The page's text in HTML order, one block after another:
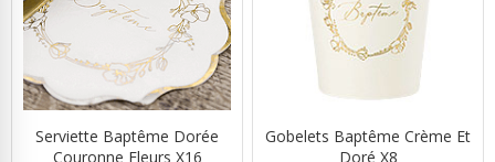
Serviette Baptême Dorée
Couronne Fleurs X16
Gobelets Baptême Crème Et
Doré X8